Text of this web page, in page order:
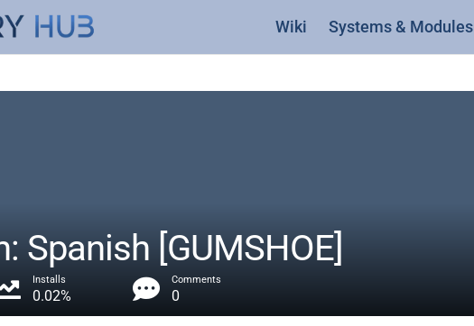
Wiki Systems & Modules
Spanish [GUMSHOE]
Installs
0.02%
Comments
0